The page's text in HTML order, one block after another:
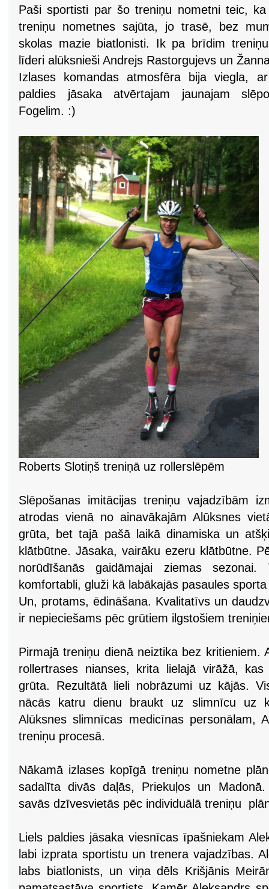
Paši sportisti par šo treniņu nometni teic,
treniņu nometnes sajūta, jo trasē, bez
skolas mazie biatlonisti. Ik pa brīdim
līderi alūksnieši Andrejs Rastorgujevs un
Izlases komandas atmosfēra bija viegla,
paldies jāsaka atvērtajam jaunajam
Fogelim. :)
Roberts Slotiņš treniņā uz rollerslēpēm
Slēpošanas imitācijas treniņu vajadzībām
atrodas vienā no ainavākajām Alūksnes
grūta, bet tajā pašā laikā dinamiska un
klātbūtne. Jāsaka, vairāku ezeru klātbūtne.
norūdīšanās gaidāmajai ziemas
komfortabli, gluži kā labākajās pasaules
Un, protams, ēdināšana. Kvalitatīvs un
ir nepieciešams pēc grūtiem ilgstošiem
Pirmajā treniņu dienā neiztika bez kritieniem.
rollertrases nianses, krita lielajā virāžā,
grūta. Rezultātā lieli nobrāzumi uz kājās.
nācās katru dienu braukt uz slimnīcu uz
Alūksnes slimnīcas medicīnas personālam,
treniņu procesā.
Nākamā izlases kopīgā treniņu nometne
sadalīta divās daļās, Priekuļos un
savās dzīvesvietās pēc individuālā treniņu
Liels paldies jāsaka viesnīcas īpašniekam
labi izprata sportistu un trenera vajadzības.
labs biatlonists, un viņa dēls Krišjānis